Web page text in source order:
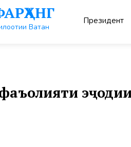
Ватан
Президент